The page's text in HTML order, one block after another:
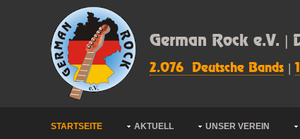
German Rock e.V. |
2.076 Deutsche Bands
STARTSEITE AKTUELL UNSER VEREIN